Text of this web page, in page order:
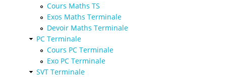
Cours Maths TS
Exos Maths Terminale
Devoir Maths Terminale
PC Terminale
Cours PC Terminale
Exo PC Terminale
SVT Terminale